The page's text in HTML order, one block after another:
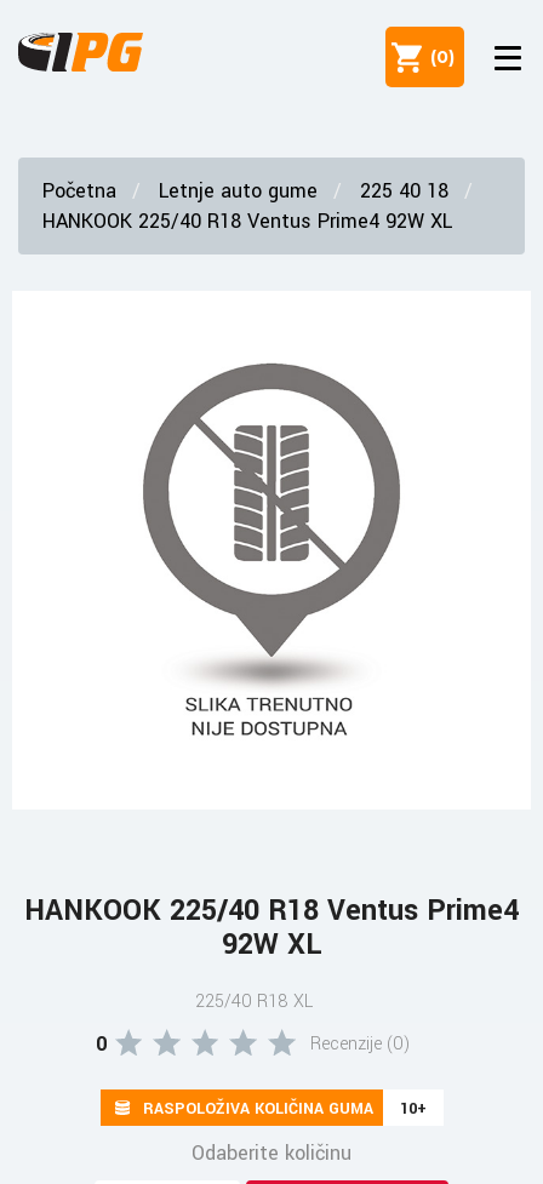
(0)
Početna Letnje auto gume
225 40 18
HANKOOK 225/40 R18 Ventus Prime4 92W XL
HANKOOK 225/40 R18 Ventus Prime4
92W XL
225/40 R18 XL
0 Recenzije (0)
RASPOLOŽIVA KOLIČINA GUMA 10+
Odaberite količinu